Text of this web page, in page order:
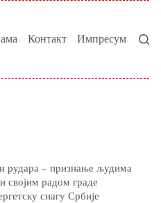
Контакт Импресум
рудара – признање људима
својим радом граде
снагу Србије